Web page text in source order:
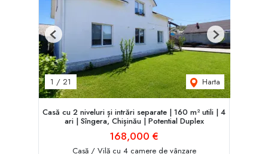
1 / 21 Harta
Previous Next
Casă cu 2 niveluri și intrări separate | 160 m² utili | 4
ari | Sîngera, Chișinău | Potent‌ial Duplex
168,000 €
Casă / Vilă cu 4 camere de vânzare